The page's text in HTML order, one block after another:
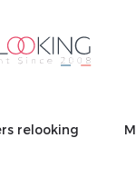
relooking